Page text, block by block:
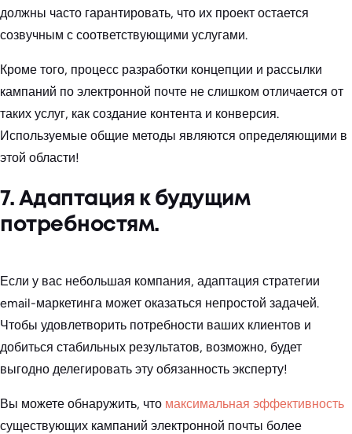
должны часто гарантировать, что их проект остается
созвучным с соответствующими услугами.
Кроме того, процесс разработки концепции и рассылки
кампаний по электронной почте не слишком отличается от
таких услуг, как создание контента и конверсия.
Используемые общие методы являются определяющими в
этой области!
7. Адаптация к будущим
потребностям.
Если у вас небольшая компания, адаптация стратегии
email-маркетинга может оказаться непростой задачей.
Чтобы удовлетворить потребности ваших клиентов и
добиться стабильных результатов, возможно, будет
выгодно делегировать эту обязанность эксперту!
Вы можете обнаружить, что максимальная эффективность
существующих кампаний электронной почты более